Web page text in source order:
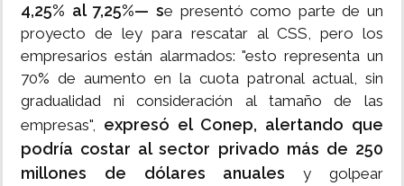
4,25% al 7,25%— se presentó como parte de un
proyecto de ley para rescatar al CSS, pero los
empresarios están alarmados: "esto representa un
70% de aumento en la cuota patronal actual, sin
gradualidad ni consideración al tamaño de las
empresas", expresó el Conep, alertando que
podría costar al sector privado más de 250
millones de dólares anualesy golpear